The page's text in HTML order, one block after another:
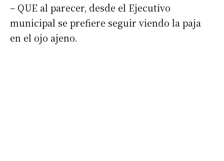
– QUE al parecer, desde el Ejecutivo
municipal se prefiere seguir viendo la paja
en el ojo ajeno.